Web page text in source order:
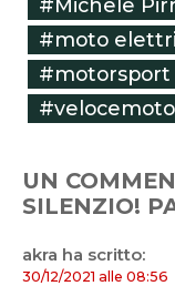
#Michele
#moto
#motorsport
#velocemoto
UN
SILENZIO!
akra ha scritto:
30/12/2021 alle 08:56